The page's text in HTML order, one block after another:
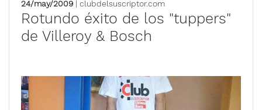
24/may/2009 | clubdelsuscriptor.com
Rotundo éxito de los "tuppers"
de Villeroy & Bosch